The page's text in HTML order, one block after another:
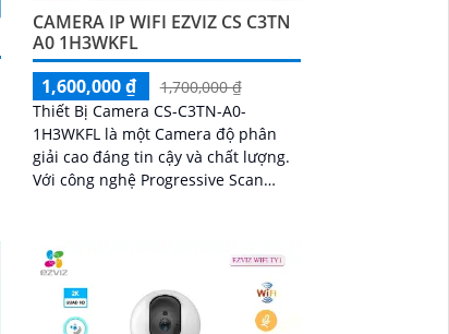
CAMERA IP WIFI EZVIZ CS C3TN
A0 1H3WKFL
1,600,000 ₫
1,700,000 ₫
Thiết Bị Camera CS-C3TN-A0-
1H3WKFL là một Camera độ phân
giải cao đáng tin cậy và chất lượng.
Với công nghệ Progressive Scan
nét